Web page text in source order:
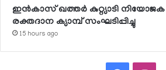
ഇന്‍കാസ് ഖത്തര്‍ കുറ്റ്യാടി നിയോജക
രക്തദാന ക്യാമ്പ് സംഘടിപ്പിച്ചു
15 hours ago